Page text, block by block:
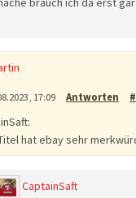
17:09 Antworten #
hat ebay sehr
CaptainSaft